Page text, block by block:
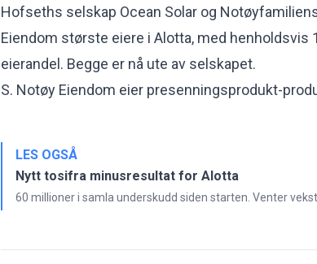
Hofseths selskap Ocean Solar og
Eiendom største eiere i Alotta, med henholdsvis
eierandel. Begge er nå ute av selskapet.
S. Notøy Eiendom eier presenningsprodukt-
LES OGSÅ
Nytt tosifra minusresultat for Alotta
60 millioner i samla underskudd siden starten. Venter vekst